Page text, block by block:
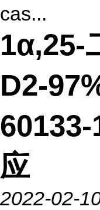
cas...
1α,25-
D2-
应
2022-02-